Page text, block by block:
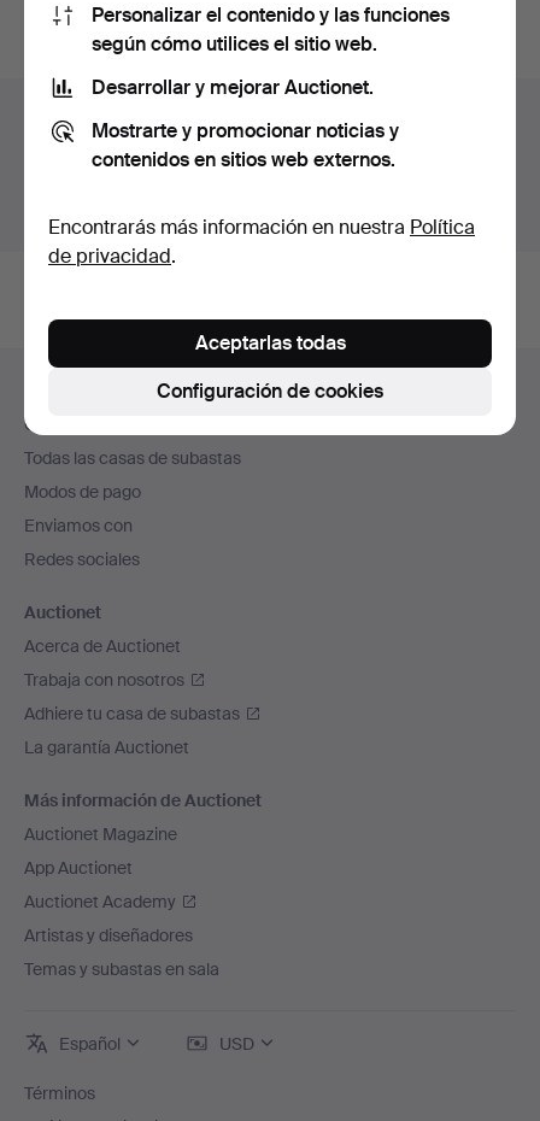
Suscribir búsqueda
Archivo de subastas
Estás buscando en el archivo de subastas concluidas.
Navegación
el
pie
de
página
Ayuda y contacto
Contacta con el servicio de atención al cliente
Todas las casas de subastas
Modos de pago
Enviamos con
Redes sociales
Auctionet
Acerca de Auctionet
Trabaja con nosotros
Adhiere tu casa de subastas
La garantía Auctionet
Más información de Auctionet
Auctionet Magazine
App Auctionet
Auctionet Academy
Artistas y diseñadores
Temas y subastas en sala
Español USD
Términos
Personalizar el contenido y las funciones
según cómo utilices el sitio web.
Desarrollar y mejorar Auctionet.
Mostrarte y promocionar noticias y
contenidos en sitios web externos.
Encontrarás más información en nuestra Política
de privacidad.
Configuración de cookies
Aceptarlas todas